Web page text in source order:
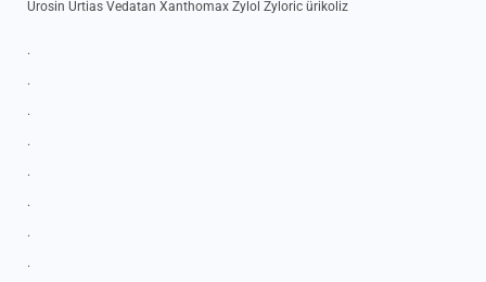
Urosin Urtias Vedatan Xanthomax Zylol Zyloric ürikoliz
.
.
.
.
.
.
.
.